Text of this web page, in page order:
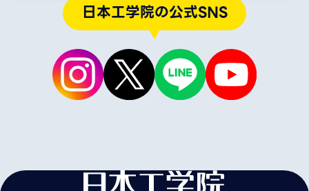
日本工学院の公式SNS